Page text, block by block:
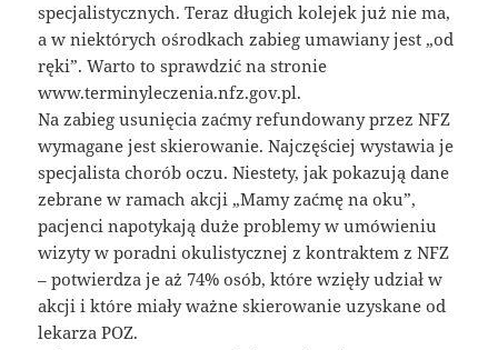
specjalistycznych. Teraz długich kolejek już nie ma,
a w niektórych ośrodkach zabieg umawiany jest „od
ręki”. Warto to sprawdzić na stronie
www.terminyleczenia.nfz.gov.pl.
Na zabieg usunięcia zaćmy refundowany przez NFZ
wymagane jest skierowanie. Najczęściej wystawia je
specjalista chorób oczu. Niestety, jak pokazują dane
zebrane w ramach akcji „Mamy zaćmę na oku”,
pacjenci napotykają duże problemy w umówieniu
wizyty w poradni okulistycznej z kontraktem z NFZ
– potwierdza je aż 74% osób, które wzięły udział w
akcji i które miały ważne skierowanie uzyskane od
lekarza POZ.